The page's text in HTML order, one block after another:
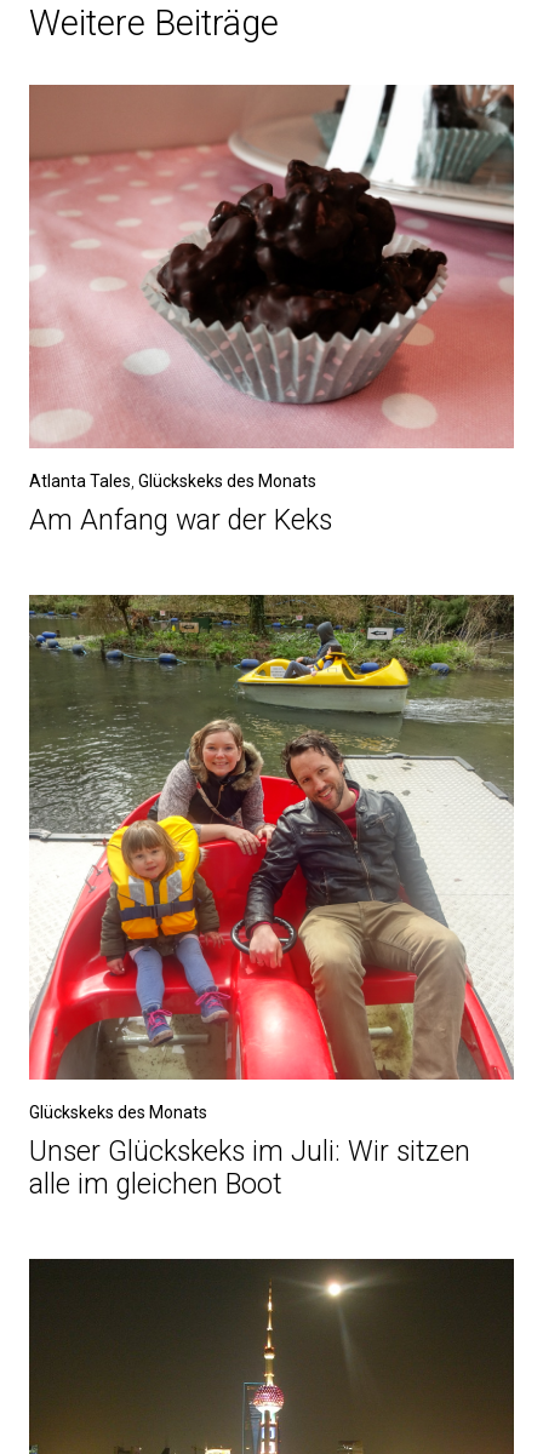
Weitere Beiträge
Atlanta Tales Glückskeks des Monats
Am Anfang war der Keks
Glückskeks des Monats
Unser Glückskeks im Juli: Wir sitzen
alle im gleichen Boot